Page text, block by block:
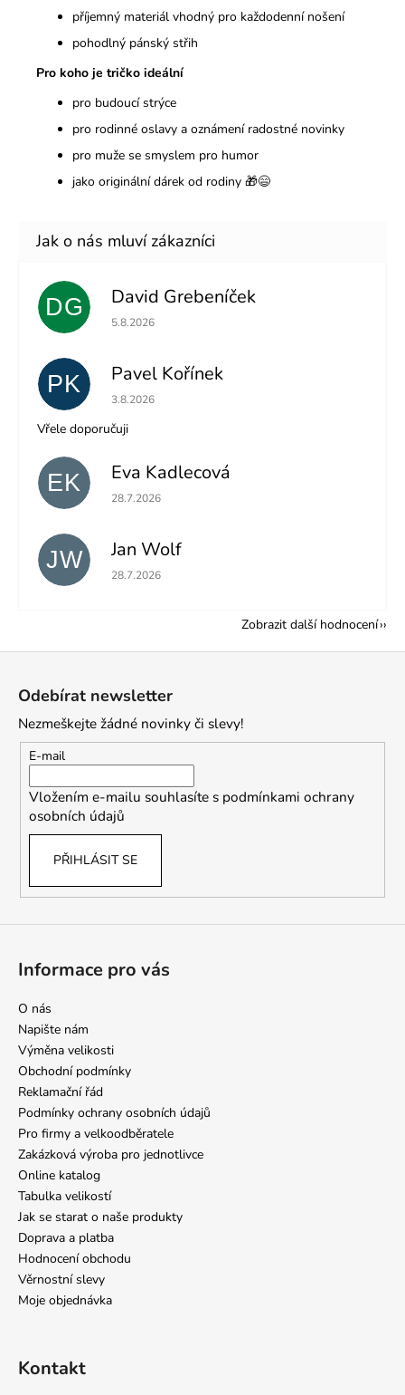
příjemný materiál vhodný pro každodenní nošení
pohodlný pánský střih
Pro koho je tričko ideální
pro budoucí strýce
pro rodinné oslavy a oznámení radostné novinky
pro muže se smyslem pro humor
jako originální dárek od rodiny 🎁😄
DG David Grebeníček
Hodnocení obchodu je 5 z 5 hvězdiček.
5.8.2026
PK Pavel Kořínek
Hodnocení obchodu je 5 z 5 hvězdiček.
3.8.2026
Vřele doporučuji
EK Eva Kadlecová
Hodnocení obchodu je 5 z 5 hvězdiček.
28.7.2026
JW Jan Wolf
Hodnocení obchodu je 5 z 5 hvězdiček.
28.7.2026
Zobrazit další hodnocení
Odebírat newsletter
Nezmeškejte žádné novinky či slevy!
E-mail
Vložením e-mailu souhlasíte s podmínkami ochrany
osobních údajů
PŘIHLÁSIT SE
Informace pro vás
O nás
Napište nám
Výměna velikosti
Obchodní podmínky
Reklamační řád
Podmínky ochrany osobních údajů
Pro firmy a velkoodběratele
Zakázková výroba pro jednotlivce
Online katalog
Tabulka velikostí
Jak se starat o naše produkty
Doprava a platba
Hodnocení obchodu
Věrnostní slevy
Moje objednávka
Kontakt